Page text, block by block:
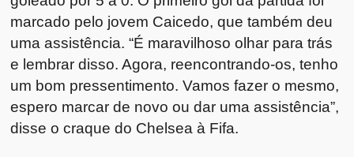
marcado pelo jovem Caicedo, que também deu
uma assistência. “É maravilhoso olhar para trás
e lembrar disso. Agora, reencontrando-os, tenho
um bom pressentimento. Vamos fazer o mesmo,
espero marcar de novo ou dar uma assistência”,
disse o craque do Chelsea à Fifa.